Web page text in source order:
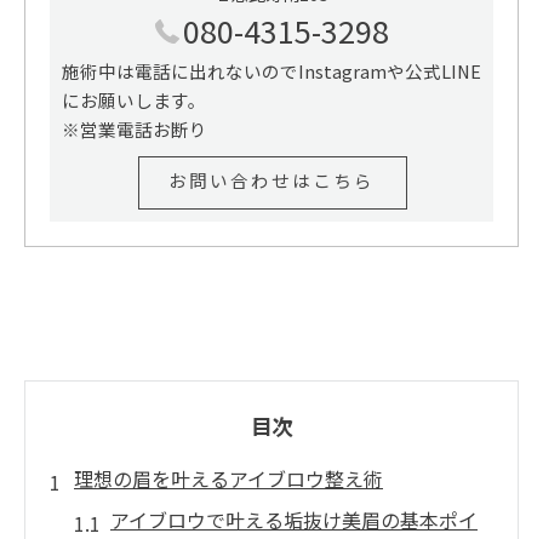
080-4315-3298
施術中は電話に出れないのでInstagramや公式LINE
にお願いします。
※営業電話お断り
お問い合わせはこちら
目次
理想の眉を叶えるアイブロウ整え術
アイブロウで叶える垢抜け美眉の基本ポイ